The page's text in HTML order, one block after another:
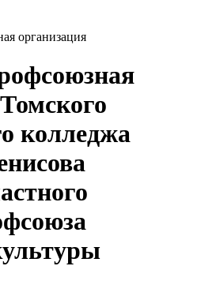
организация
колледжа